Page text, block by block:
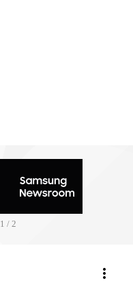
2 / 2
more_vert